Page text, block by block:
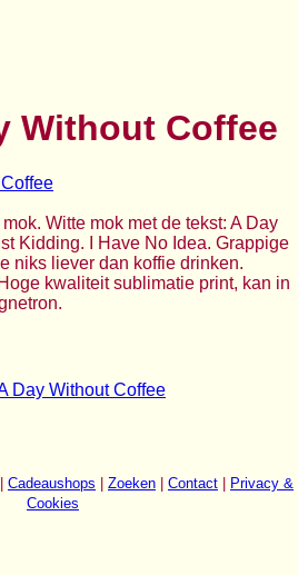
Without Coffee
Witte mok met de tekst: A Day
Kidding. I Have No Idea. Grappige
niks liever dan koffie drinken.
kwaliteit sublimatie print, kan in
Day Without Coffee
Cadeaushops Zoeken Contact
Privacy &
Cookies